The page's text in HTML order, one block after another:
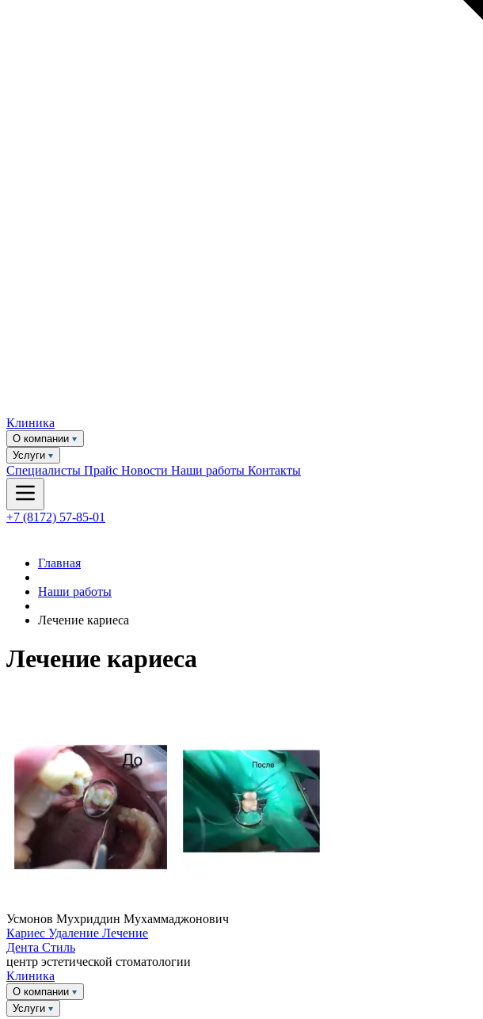
Клиника
О компании
Услуги
Специалисты Прайс Новости Наши работы Контакты
+7 (8172) 57-85-01
Главная
Наши работы
Лечение кариеса
Лечение кариеса
Усмонов Мухриддин Мухаммаджонович
Кариес Удаление Лечение
Дента Стиль
центр эстетической стоматологии
Клиника
О компании
Услуги